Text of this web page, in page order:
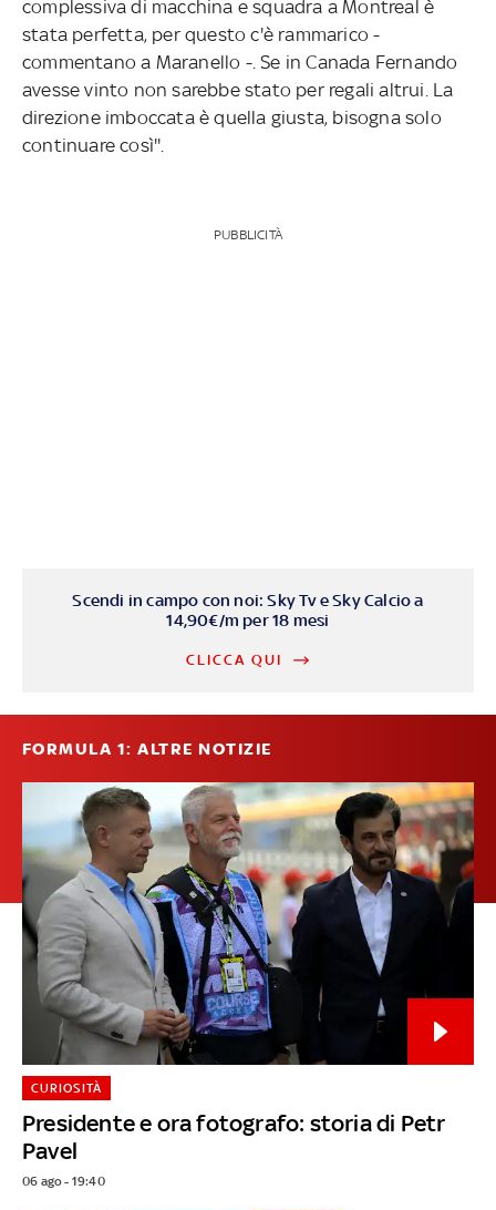
complessiva di macchina e squadra a Montreal è
stata perfetta, per questo c'è rammarico -
commentano a Maranello -. Se in Canada Fernando
avesse vinto non sarebbe stato per regali altrui. La
direzione imboccata è quella giusta, bisogna solo
continuare così''.
PUBBLICITÀ
Scendi in campo con noi: Sky Tv e Sky Calcio a
14,90€/m per 18 mesi
CLICCA QUI
FORMULA 1: ALTRE NOTIZIE
Presidente e ora fotografo: storia di Petr
Pavel
CURIOSITÀ
06 ago - 19:40